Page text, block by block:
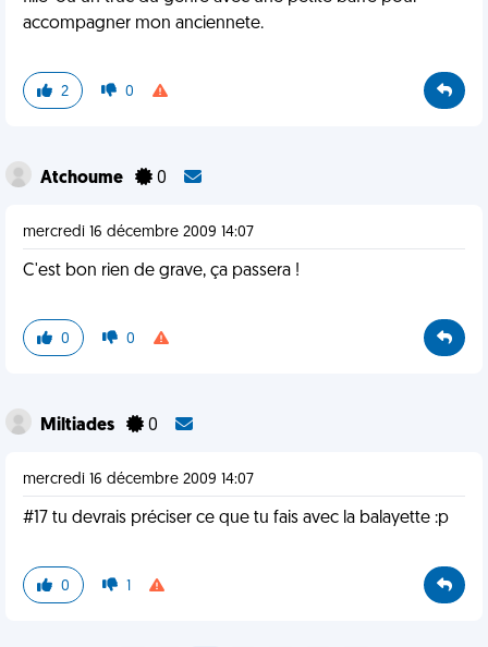
accompagner mon anciennete.
2 0
Atchoume 0
mercredi 16 décembre 2009 14:07
C'est bon rien de grave, ça passera !
0 0
Miltiades 0
mercredi 16 décembre 2009 14:07
#17 tu devrais préciser ce que tu fais avec la balayette :p
0 1